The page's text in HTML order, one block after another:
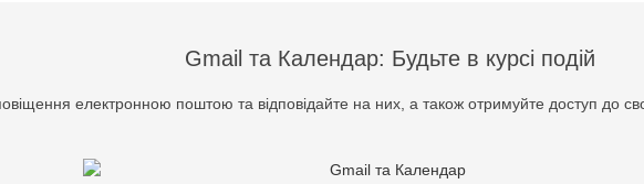
Gmail та Календар: Будьте в курсі подій
електронною поштою та відповідайте на них, а також отримуйте доступ до